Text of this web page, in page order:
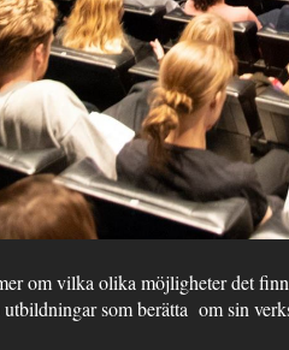
om vilka olika möjligheter det
som berätta om sin